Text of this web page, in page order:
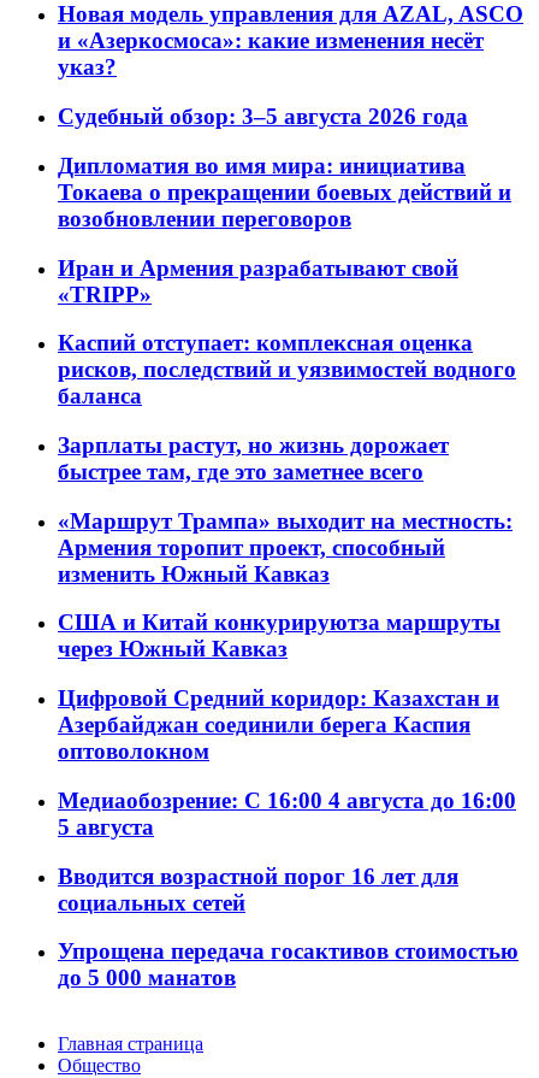
Новая модель управления для AZAL, ASCO
и «Азеркосмоса»: какие изменения несёт
указ?
Судебный обзор: 3–5 августа 2026 года
Дипломатия во имя мира: инициатива
Токаева о прекращении боевых действий и
возобновлении переговоров
Иран и Армения разрабатывают свой
«TRIPP»
Каспий отступает: комплексная оценка
рисков, последствий и уязвимостей водного
баланса
Зарплаты растут, но жизнь дорожает
быстрее там, где это заметнее всего
«Маршрут Трампа» выходит на местность:
Армения торопит проект, способный
изменить Южный Кавказ
США и Китай конкурируютза маршруты
через Южный Кавказ
Цифровой Средний коридор: Казахстан и
Азербайджан соединили берега Каспия
оптоволокном
Медиаобозрение: С 16:00 4 августа до 16:00
5 августа
Вводится возрастной порог 16 лет для
социальных сетей
Упрощена передача госактивов стоимостью
до 5 000 манатов
Главная страница
Общество